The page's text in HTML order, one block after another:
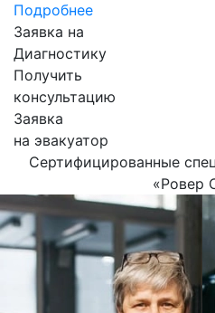
Подробнее
Заявка на
Диагностику
Получить
консультацию
Заявка
на эвакуатор
Сертифицированные
«Ровер